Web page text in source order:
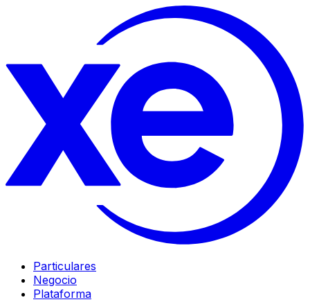
Particulares
Negocio
Plataforma